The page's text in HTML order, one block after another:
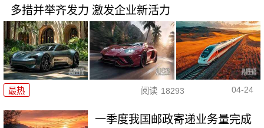
多措并举齐发力 激发企业新活力
最热 阅读 18293 04-24
一季度我国邮政寄递业务量完成